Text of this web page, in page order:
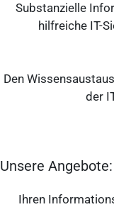
Substanzielle
hilfreiche IT-
Den
der
Unsere Angebote:
Ihren